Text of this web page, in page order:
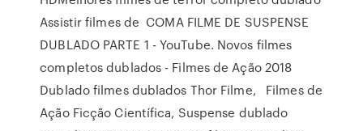
Assistir filmes de COMA FILME DE SUSPENSE
DUBLADO PARTE 1 - YouTube. Novos filmes
completos dublados - Filmes de Ação 2018
Dublado filmes dublados Thor Filme, Filmes de
Ação Ficção Científica, Suspense dublado